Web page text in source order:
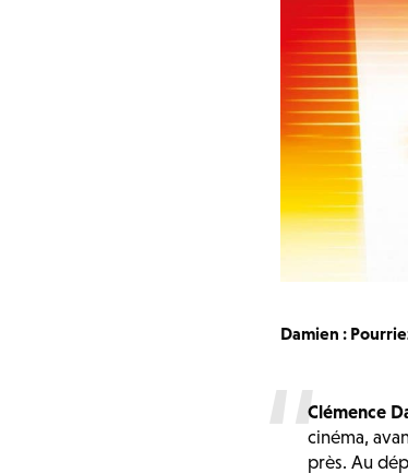
Damien :
Clémence
cinéma,
près. Au